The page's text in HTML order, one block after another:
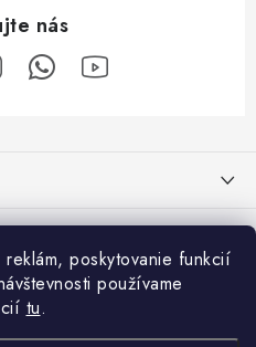
poskytovanie funkcií
používame
tu.
príslušenstvo
celé leto